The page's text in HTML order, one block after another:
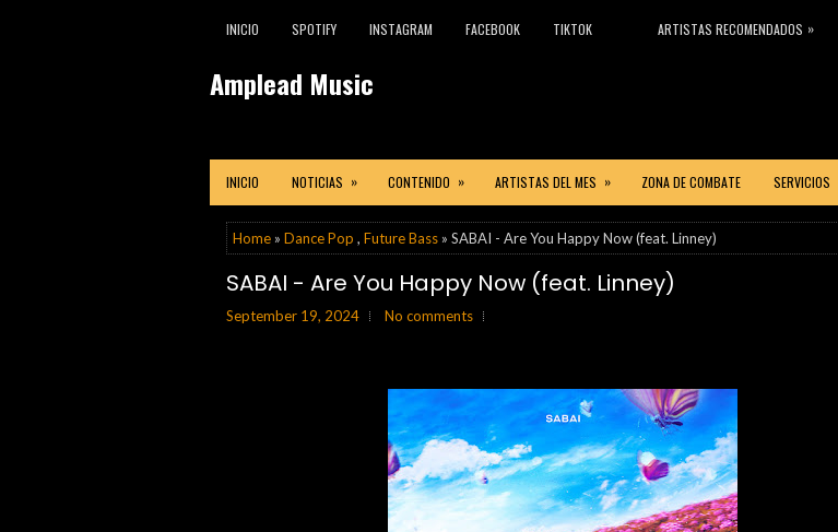
INICIO SPOTIFY INSTAGRAM FACEBOOK TIKTOK ARTISTAS RECOMENDADOS »
Amplead Music
INICIO NOTICIAS » CONTENIDO » ARTISTAS DEL MES » ZONA DE COMBATE SERVICIOS
Home » Dance Pop , Future Bass » SABAI - Are You Happy Now (feat. Linney)
SABAI - Are You Happy Now (feat. Linney)
September 19, 2024 No comments